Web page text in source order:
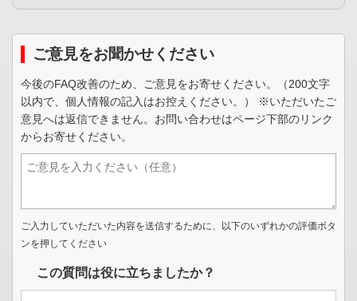
ご意見をお聞かせください
今後のFAQ改善のため、ご意見をお寄せください。（200文字
以内で、個人情報の記入はお控えください。） ※いただいたご
意見へは返信できません。お問い合わせはページ下部のリンク
からお寄せください。
ご入力していただいた内容を送信するために、以下のいずれかの評価ボタ
ンを押してください
この質問は役に立ちましたか？